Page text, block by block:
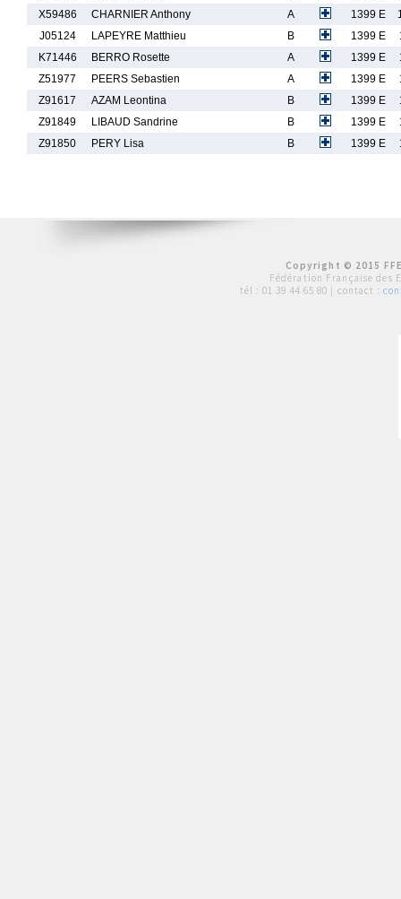
X59486
CHARNIER Anthony A 1399 E
J05124
LAPEYRE Matthieu B 1399 E
K71446
BERRO Rosette A 1399 E
Z51977
PEERS Sebastien A 1399 E
Z91617
AZAM Leontina B 1399 E
Z91849
LIBAUD Sandrine B 1399 E
Z91850
PERY Lisa B 1399 E
Copyright © 2015
Fédération Française des
tél : 01 39 44 65 80 | contact :